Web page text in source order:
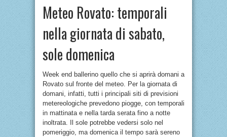
Meteo Rovato: temporali
nella giornata di sabato,
sole domenica
Week end ballerino quello che si aprirà domani a
Rovato sul fronte del meteo. Per la giornata di
domani, infatti, tutti i principali siti di previsioni
metereologiche prevedono piogge, con temporali
in mattinata e nella tarda serata fino a notte
inoltrata. Il sole potrebbe vedersi solo nel
pomeriggio, ma domenica il tempo sarà sereno